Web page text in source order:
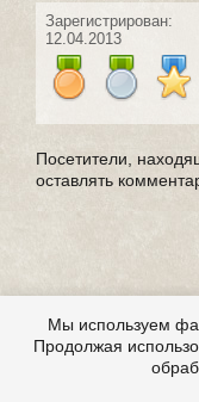
Зарегистрирован:
12.04.2013
Посетители,
оставлять
Мы используем
Продолжая